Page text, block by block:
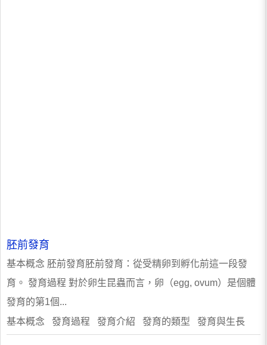
胚前發育
基本概念 胚前發育胚前發育：從受精卵到孵化前這一段發
育。 發育過程 對於卵生昆蟲而言，卵（egg, ovum）是個體
發育的第1個...
基本概念 發育過程 發育介紹 發育的類型 發育與生長